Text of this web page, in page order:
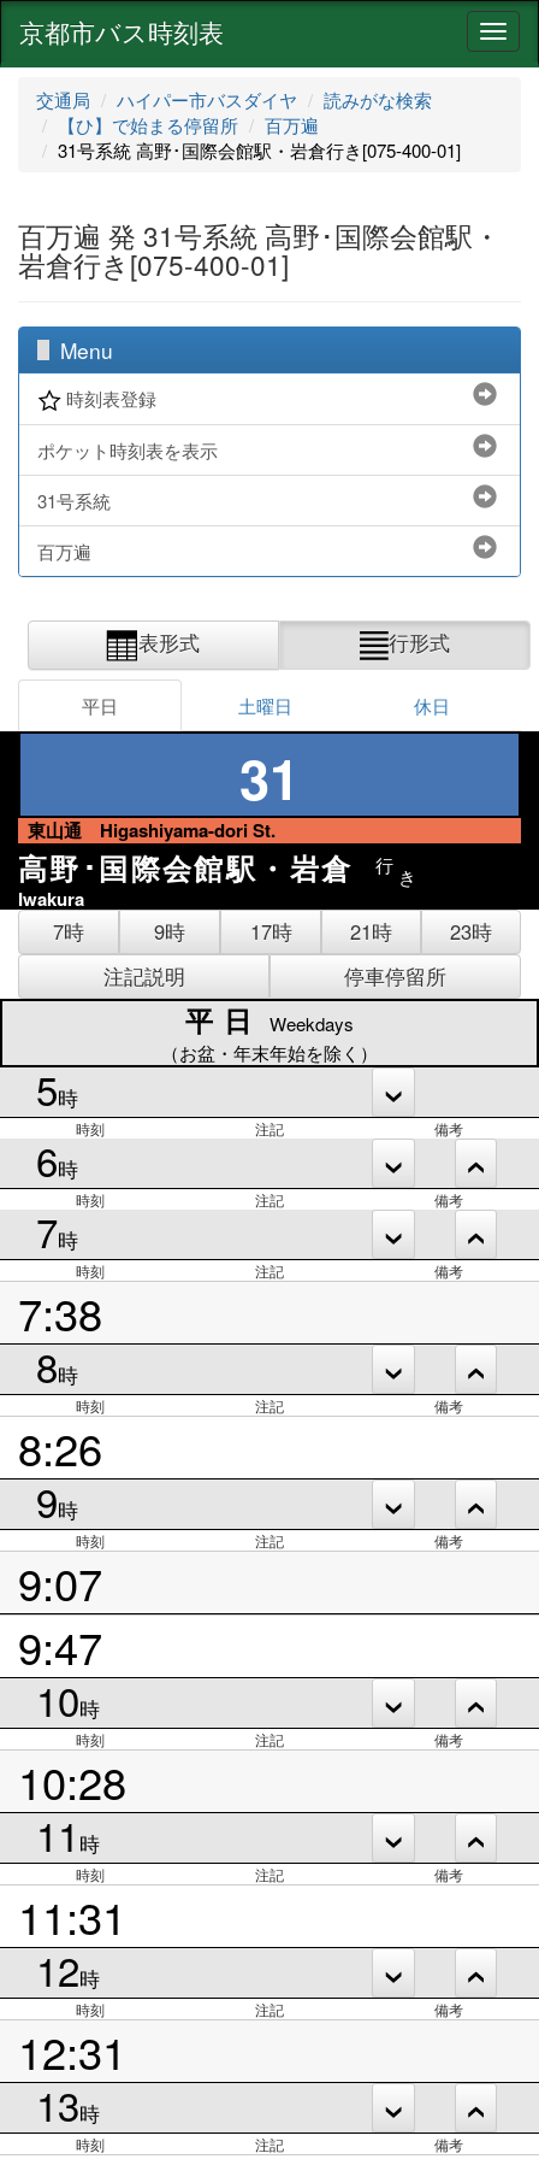
ナ
ビ
京都市バス時刻表
交通局 ハイパー市バスダイヤ
読みがな検索
【ひ】で始まる停留所
百万遍
31号系統 高野･国際会館駅・岩倉行き[075-400-01]
百万遍 発 31号系統 高野･国際会館駅・
岩倉行き[075-400-01]
Menu
時刻表登録
ポケット時刻表を表示
31号系統
百万遍
表形式 行形式
平日 土曜日 休日
31
東山通 Higashiyama-dori St.
高野･国際会館駅・岩倉 行 き
Iwakura
7時 9時 17時 21時
23時
注記説明
停車停留所
平日
Weekdays
（お盆・年末年始を除く）
5時
時刻 注記 備考
6時
時刻 注記 備考
7時
時刻 注記 備考
7:38
8時
時刻 注記 備考
8:26
9時
時刻 注記 備考
9:07
9:47
10時
時刻 注記 備考
10:28
11 時
時刻 注記 備考
11:31
12時
時刻 注記 備考
12:31
13時
時刻 注記 備考